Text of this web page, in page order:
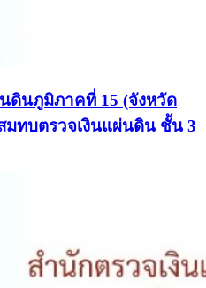
ดินภูมิภาคที่ 15 (จังหวัด
ทบตรวจเงินแผ่นดิน ชั้น 3